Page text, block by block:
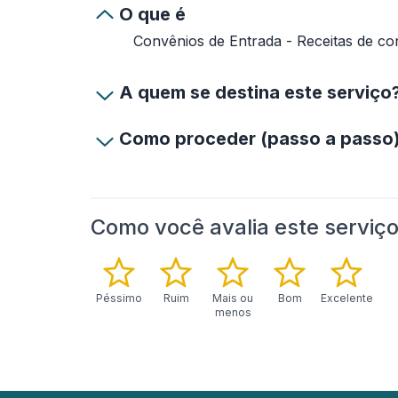
O que é
Convênios de Entrada - Receitas de
A quem se destina este
Como proceder (passo a
Como você avalia este
Péssimo Ruim
Mais ou
menos
Bom Excelente